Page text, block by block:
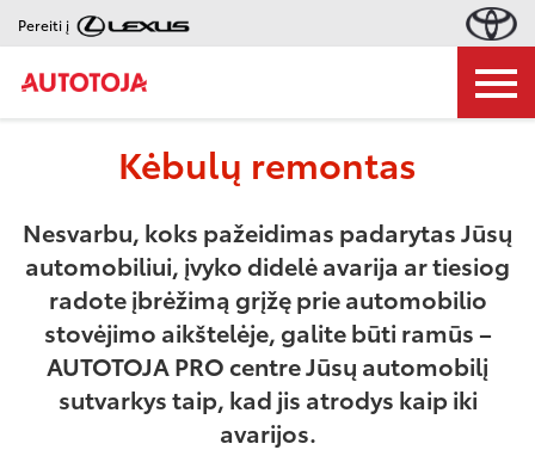
Pereiti į
Kėbulų remontas
Nesvarbu, koks pažeidimas padarytas Jūsų
automobiliui, įvyko didelė avarija ar tiesiog
radote įbrėžimą grįžę prie automobilio
stovėjimo aikštelėje, galite būti ramūs –
AUTOTOJA PRO centre Jūsų automobilį
sutvarkys taip, kad jis atrodys kaip iki
avarijos.